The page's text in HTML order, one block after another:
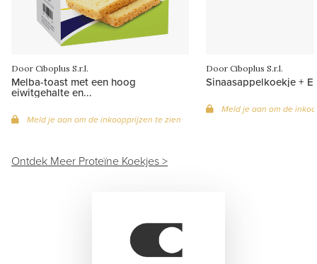
Door Ciboplus S.r.l.
Melba-toast met een hoog
eiwitgehalte en...
Meld je aan om de inkoopprijzen te zien
Door Ciboplus S.r.l.
Sinaasappelkoekje +
Meld je aan om de
Ontdek Meer Proteïne Koekjes >